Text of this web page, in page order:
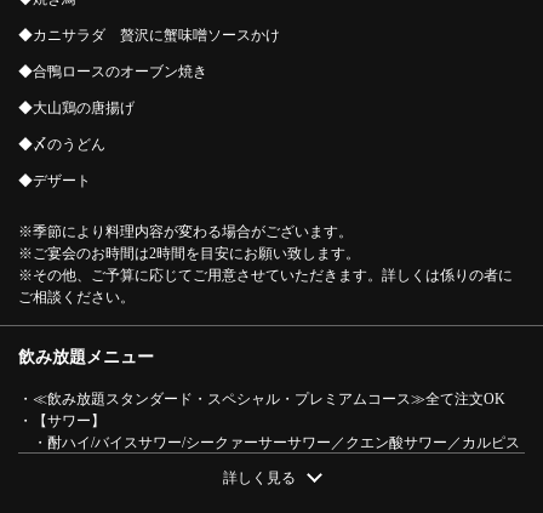
◆カニサラダ 贅沢に蟹味噌ソースかけ
◆合鴨ロースのオーブン焼き
◆大山鶏の唐揚げ
◆〆のうどん
◆デザート
※季節により料理内容が変わる場合がございます。
※ご宴会のお時間は2時間を目安にお願い致します。
※その他、ご予算に応じてご用意させていただきます。詳しくは係りの者に
ご相談ください。
飲み放題メニュー
・≪飲み放題スタンダード・スペシャル・プレミアムコース≫全て注文OK
・【サワー】
・酎ハイ/バイスサワー/シークァーサーサワー／クエン酸サワー／カルピス
詳しく見る
地酒飲放題！黒毛和牛A4すき焼きグレートプレミアム飲み
放題コース全８品2時間飲み放題付6,000円 | 裏照ラス 目黒
店
東京都目黒区目黒１-５-１８ 中銀タワービルＢ２Ｆ